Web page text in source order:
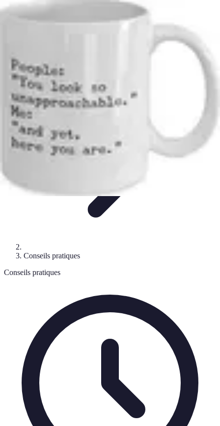
Shopping Accessible
AccessibilitéGuides pratiques
Conseils pratiques
Conseils pratiques